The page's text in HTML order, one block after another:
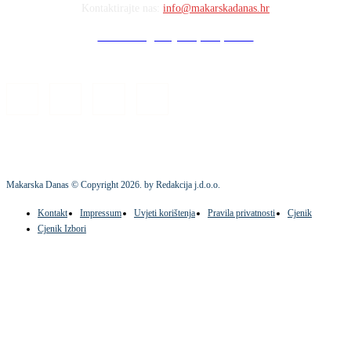
info@makarskadanas.hr
Makarska Danas © Copyright2026. by Redakcija j.d.o.o.
Kontakt Impressum Uvjeti korištenja Pravila privatnosti
Cjenik
Cjenik Izbori